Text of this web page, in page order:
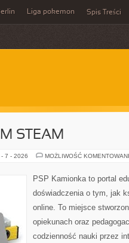
Liga pokemon Spis Treści
STEAM
- 7 - 2026 MOŻLIWOŚĆ
PSP Kamionka to portal
doświadczenia o tym, jak
online. To miejsce
opiekunach oraz
codzienność nauki przez